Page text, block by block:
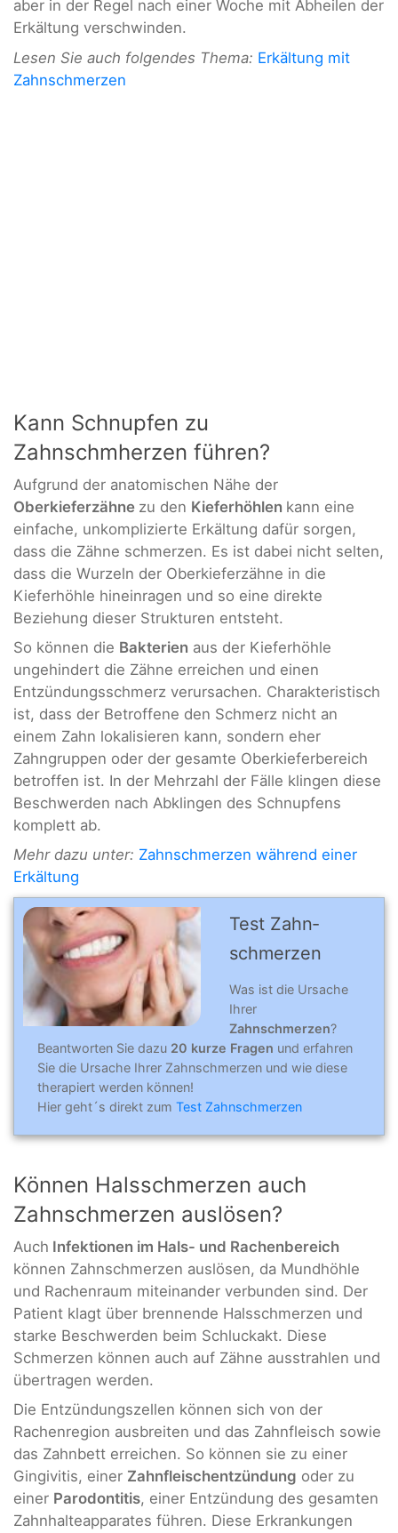
aber in der Regel nach einer Woche mit Abheilen der
Erkältung verschwinden.
Lesen Sie auch folgendes Thema: Erkältung mit
Zahnschmerzen
Kann Schnupfen zu
Zahnschmherzen führen?
Aufgrund der anatomischen Nähe der
Oberkieferzähne zu den Kieferhöhlen kann eine
einfache, unkomplizierte Erkältung dafür sorgen,
dass die Zähne schmerzen. Es ist dabei nicht selten,
dass die Wurzeln der Oberkieferzähne in die
Kieferhöhle hineinragen und so eine direkte
Beziehung dieser Strukturen entsteht.
So können die Bakterien aus der Kieferhöhle
ungehindert die Zähne erreichen und einen
Entzündungsschmerz verursachen. Charakteristisch
ist, dass der Betroffene den Schmerz nicht an
einem Zahn lokalisieren kann, sondern eher
Zahngruppen oder der gesamte Oberkieferbereich
betroffen ist. In der Mehrzahl der Fälle klingen diese
Beschwerden nach Abklingen des Schnupfens
komplett ab.
Mehr dazu unter: Zahnschmerzen während einer
Erkältung
Test Zahn­
schmer­zen
Was ist die Ursache
Ihrer
Zahnschmerzen?
Beantworten Sie dazu 20 kurze Fragen und erfahren
Sie die Ursache Ihrer Zahnschmerzen und wie diese
therapiert werden können!
Hier geht´s direkt zum Test Zahnschmerzen
Können Halsschmerzen auch
Zahnschmerzen auslösen?
Auch Infektionen im Hals- und Rachenbereich
können Zahnschmerzen auslösen, da Mundhöhle
und Rachenraum miteinander verbunden sind. Der
Patient klagt über brennende Halsschmerzen und
starke Beschwerden beim Schluckakt. Diese
Schmerzen können auch auf Zähne ausstrahlen und
übertragen werden.
Die Entzündungszellen können sich von der
Rachenregion ausbreiten und das Zahnfleisch sowie
das Zahnbett erreichen. So können sie zu einer
Gingivitis, einer Zahnfleischentzündung oder zu
einer Parodontitis, einer Entzündung des gesamten
Zahnhalteapparates führen. Diese Erkrankungen